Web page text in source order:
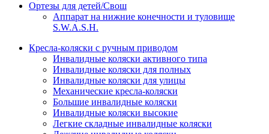
Ортезы для детей/Свош
Аппарат на нижние конечности и туловище
S.W.A.S.H.
Кресла-коляски с ручным приводом
Инвалидные коляски активного типа
Инвалидные коляски для полных
Инвалидные коляски для улицы
Механические кресла-коляски
Большие инвалидные коляски
Инвалидные коляски высокие
Легкие складные инвалидные коляски